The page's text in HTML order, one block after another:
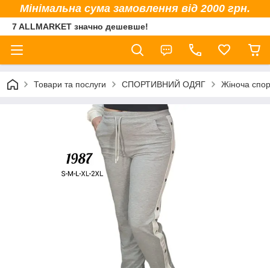
Мінімальна сума замовлення від 2000 грн.
7 ALLMARKET значно дешевше!
Товари та послуги СПОРТИВНИЙ ОДЯГ Жіноча